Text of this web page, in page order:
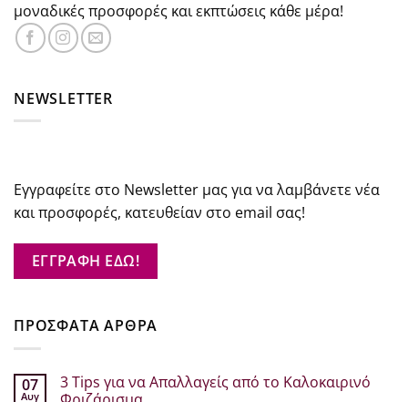
μοναδικές προσφορές και εκπτώσεις κάθε μέρα!
NEWSLETTER
Εγγραφείτε στο Newsletter μας για να λαμβάνετε νέα
και προσφορές, κατευθείαν στο email σας!
ΕΓΓΡΑΦΗ ΕΔΩ!
ΠΡΟΣΦΑΤΑ ΑΡΘΡΑ
07
Αυγ
3 Tips για να Απαλλαγείς από το Καλοκαιρινό